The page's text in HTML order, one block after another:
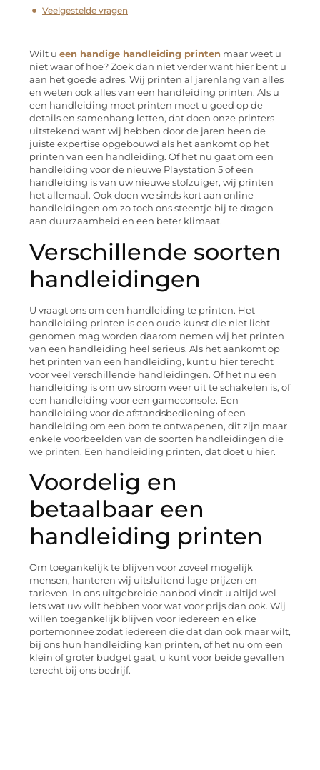
Veelgestelde vragen
Wilt u een handige handleiding printen maar weet u
niet waar of hoe? Zoek dan niet verder want hier bent u
aan het goede adres. Wij printen al jarenlang van alles
en weten ook alles van een handleiding printen. Als u
een handleiding moet printen moet u goed op de
details en samenhang letten, dat doen onze printers
uitstekend want wij hebben door de jaren heen de
juiste expertise opgebouwd als het aankomt op het
printen van een handleiding. Of het nu gaat om een
handleiding voor de nieuwe Playstation 5 of een
handleiding is van uw nieuwe stofzuiger, wij printen
het allemaal. Ook doen we sinds kort aan online
handleidingen om zo toch ons steentje bij te dragen
aan duurzaamheid en een beter klimaat.
Verschillende soorten
handleidingen
U vraagt ons om een handleiding te printen. Het
handleiding printen is een oude kunst die niet licht
genomen mag worden daarom nemen wij het printen
van een handleiding heel serieus. Als het aankomt op
het printen van een handleiding, kunt u hier terecht
voor veel verschillende handleidingen. Of het nu een
handleiding is om uw stroom weer uit te schakelen is, of
een handleiding voor een gameconsole. Een
handleiding voor de afstandsbediening of een
handleiding om een bom te ontwapenen, dit zijn maar
enkele voorbeelden van de soorten handleidingen die
we printen. Een handleiding printen, dat doet u hier.
Voordelig en
betaalbaar een
handleiding printen
Om toegankelijk te blijven voor zoveel mogelijk
mensen, hanteren wij uitsluitend lage prijzen en
tarieven. In ons uitgebreide aanbod vindt u altijd wel
iets wat uw wilt hebben voor wat voor prijs dan ook. Wij
willen toegankelijk blijven voor iedereen en elke
portemonnee zodat iedereen die dat dan ook maar wilt,
bij ons hun handleiding kan printen, of het nu om een
klein of groter budget gaat, u kunt voor beide gevallen
terecht bij ons bedrijf.